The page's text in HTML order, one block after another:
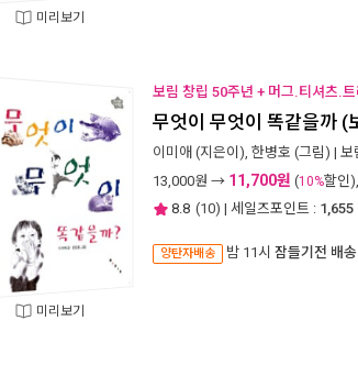
미리보기
미리보기
보림 창립 50주년 + 머그.티셔츠.
무엇이 무엇이 똑같을까 (
이미애 (지은이), 한병호 (그림) | 보
13,000원 → 11,700원 (10%할인
8.8 (10) | 세일즈포인트 : 1,655
양탄자배송 밤 11시 잠들기전 배송